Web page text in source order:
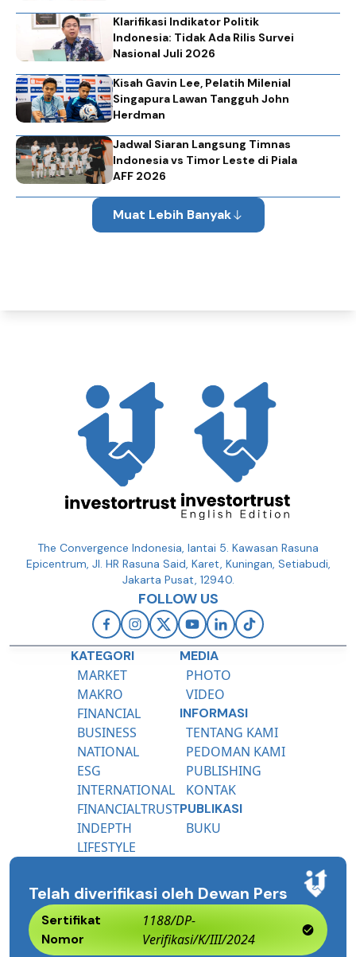
Klarifikasi Indikator Politik
Indonesia: Tidak Ada Rilis Survei
Nasional Juli 2026
Kisah Gavin Lee, Pelatih Milenial
Singapura Lawan Tangguh John
Herdman
Jadwal Siaran Langsung Timnas
Indonesia vs Timor Leste di Piala
AFF 2026
Muat Lebih Banyak
The Convergence Indonesia, lantai 5. Kawasan Rasuna
Epicentrum, Jl. HR Rasuna Said, Karet, Kuningan, Setiabudi,
Jakarta Pusat, 12940.
FOLLOW US
KATEGORI
MARKET
MAKRO
FINANCIAL
BUSINESS
NATIONAL
ESG
INTERNATIONAL
FINANCIALTRUST
INDEPTH
LIFESTYLE
MEDIA
PHOTO
VIDEO
INFORMASI
TENTANG KAMI
PEDOMAN KAMI
PUBLISHING
KONTAK
PUBLIKASI
BUKU
Telah diverifikasi oleh Dewan Pers
Sertifikat
Nomor
1188/DP-
Verifikasi/K/III/2024